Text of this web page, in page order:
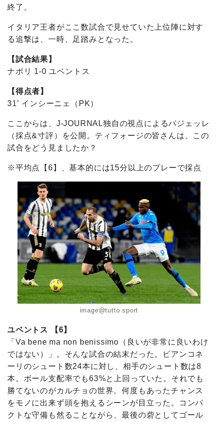
終了。
イタリア王者がここ数試合で見せていた上位陣に対す
る追撃は、一時、足踏みとなった。
【試合結果】
ナポリ 1-0 ユベントス
【得点者】
31’ インシーニェ（PK）
ここからは、J-JOURNAL独自の視点によるパジェッレ
（採点&寸評）を公開。ティフォージの皆さんは、この
試合をどう見ましたか？
※平均点【6】、基本的には15分以上のプレーで採点
image@tutto sport
ユベントス 【6】
「Va bene ma non benissimo（良いが非常に良いわけ
ではない）」。そんな試合の結末だった。ビアンコネ
ーリのシュート数24本に対し、相手のシュート数は8
本。ボール支配率でも63%と上回っていた。それでも
勝てないのがカルチョの世界。何度もあったチャンス
をモノに出来ず頭を抱えるシーンが目立った。コンパ
クトな守備も然ることながら、最後の砦としてゴール